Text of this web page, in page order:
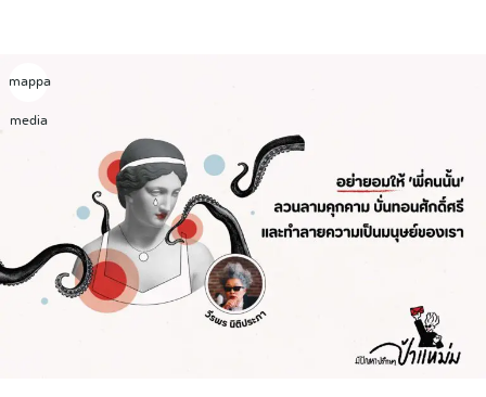
content
mappa
media